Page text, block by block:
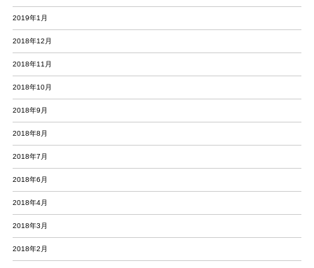
2019年1月
2018年12月
2018年11月
2018年10月
2018年9月
2018年8月
2018年7月
2018年6月
2018年4月
2018年3月
2018年2月